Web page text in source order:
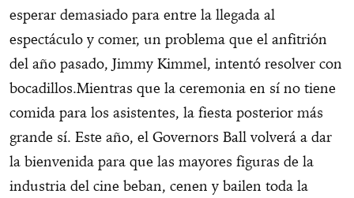
esperar demasiado para entre la llegada al
espectáculo y comer, un problema que el anfitrión
del año pasado, Jimmy Kimmel, intentó resolver con
bocadillos.Mientras que la ceremonia en sí no tiene
comida para los asistentes, la fiesta posterior más
grande sí. Este año, el Governors Ball volverá a dar
la bienvenida para que las mayores figuras de la
industria del cine beban, cenen y bailen toda la